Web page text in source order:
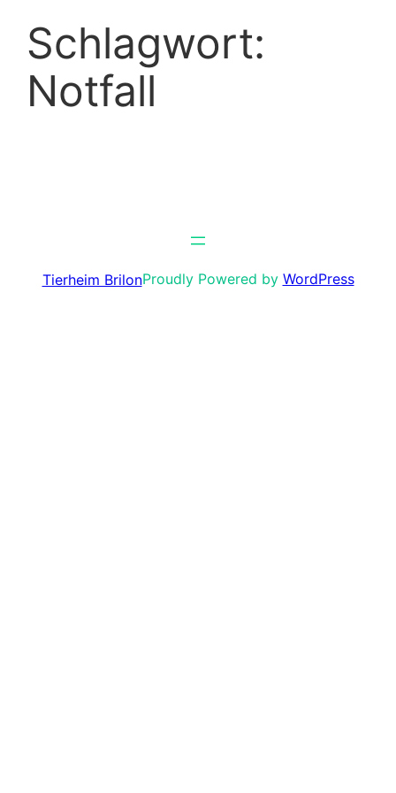
Zum
Inhalt
springen
Schlagwort:
Notfall
Tierheim BrilonProudly Powered by WordPress